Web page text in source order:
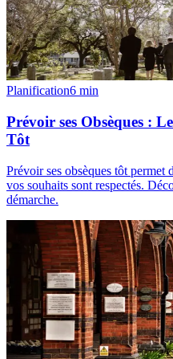
Planification6 min
Prévoir ses Obsèques :
Tôt
Prévoir ses obsèques tôt permet
vos souhaits sont respectés.
démarche.